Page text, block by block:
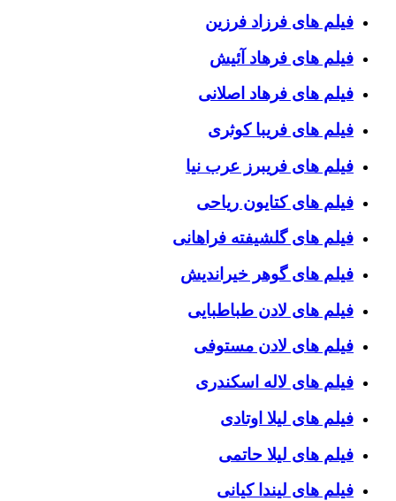
فیلم های فرزاد فرزین
فیلم های فرهاد آئیش
فیلم های فرهاد اصلانی
فیلم های فریبا کوثری
فیلم های فریبرز عرب نیا
فیلم های کتایون ریاحی
فیلم های گلشیفته فراهانی
فیلم های گوهر خیراندیش
فیلم های لادن طباطبایی
فیلم های لادن مستوفی
فیلم های لاله اسکندری
فیلم های لیلا اوتادی
فیلم های لیلا حاتمی
فیلم های لیندا کیانی